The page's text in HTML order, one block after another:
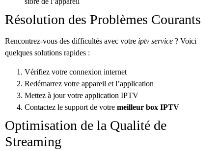
Résolution des Problèmes Courants
Rencontrez-vous des difficultés avec votre iptv service ? Voici
quelques solutions rapides :
Vérifiez votre connexion internet
Redémarrez votre appareil et l’application
Mettez à jour votre application IPTV
Contactez le support de votre meilleur box IPTV
Optimisation de la Qualité de
Streaming